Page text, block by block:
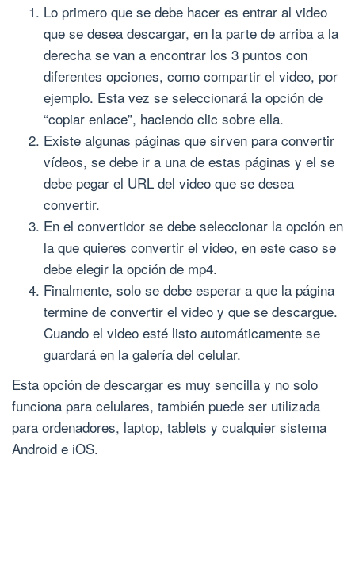
Lo primero que se debe hacer es entrar al video
que se desea descargar, en la parte de arriba a la
derecha se van a encontrar los 3 puntos con
diferentes opciones, como compartir el video, por
ejemplo. Esta vez se seleccionará la opción de
“copiar enlace”, haciendo clic sobre ella.
Existe algunas páginas que sirven para convertir
vídeos, se debe ir a una de estas páginas y el se
debe pegar el URL del video que se desea
convertir.
En el convertidor se debe seleccionar la opción en
la que quieres convertir el video, en este caso se
debe elegir la opción de mp4.
Finalmente, solo se debe esperar a que la página
termine de convertir el video y que se descargue.
Cuando el video esté listo automáticamente se
guardará en la galería del celular.
Esta opción de descargar es muy sencilla y no solo
funciona para celulares, también puede ser utilizada
para ordenadores, laptop, tablets y cualquier sistema
Android e iOS.